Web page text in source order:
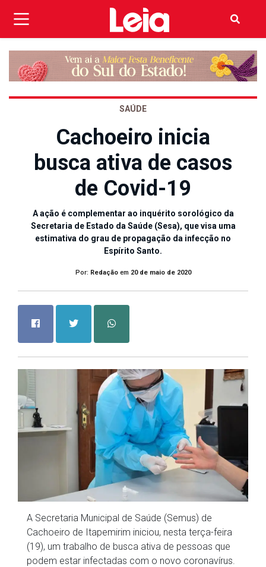
SAÚDE
Cachoeiro inicia
busca ativa de casos
de Covid-19
A ação é complementar ao inquérito sorológico da
Secretaria de Estado da Saúde (Sesa), que visa uma
estimativa do grau de propagação da infecção no
Espírito Santo.
Por: Redaçãoem 20 de maio de 2020
A Secretaria Municipal de Saúde (Semus) de
Cachoeiro de Itapemirim iniciou, nesta terça-feira
(19), um trabalho de busca ativa de pessoas que
podem estar infectadas com o novo coronavírus.